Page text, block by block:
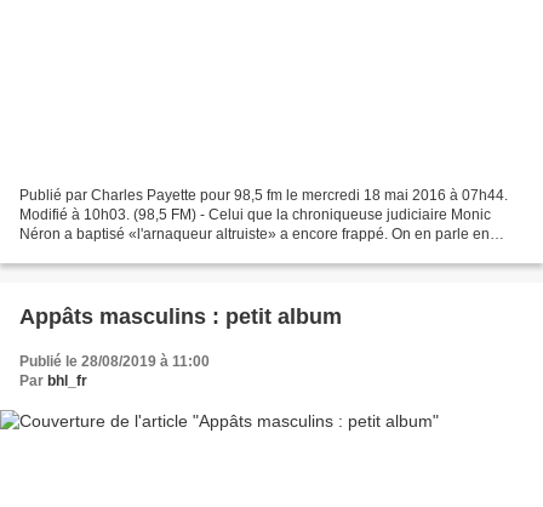
Publié par Charles Payette pour 98,5 fm le mercredi 18 mai 2016 à 07h44.
Modifié à 10h03. (98,5 FM) - Celui que la chroniqueuse judiciaire Monic
Néron a baptisé «l'arnaqueur altruiste» a encore frappé. On en parle en
Appâts masculins : petit album
Publié le 28/08/2019 à 11:00
Par bhl_fr